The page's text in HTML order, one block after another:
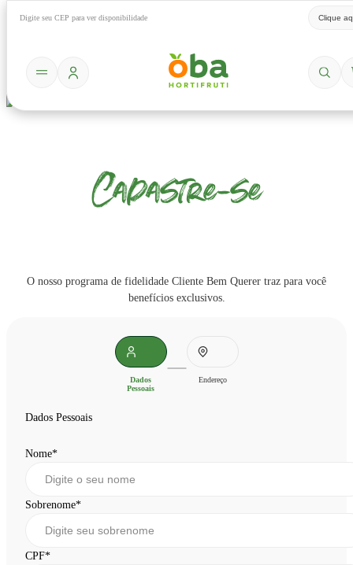
Digite seu CEP para ver disponibilidade Clique
Cadastre-se
O nosso programa de fidelidade Cliente Bem Querer traz para você
benefícios exclusivos.
Dados
Pessoais
Endereço
Dados Pessoais
Nome*
Sobrenome*
CPF*